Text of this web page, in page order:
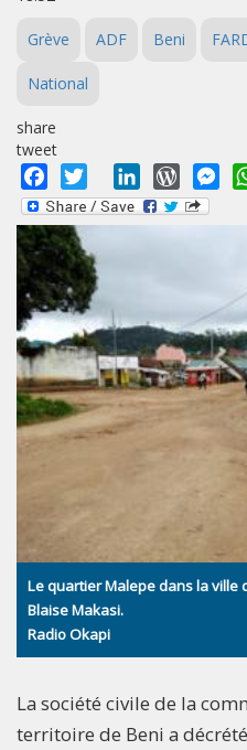
Grève ADF Beni
National
share
tweet
Facebook
Twitter LinkedIn
Le quartier Malepe dans la ville
Blaise Makasi.
Radio Okapi
La société civile de la
territoire de Beni a